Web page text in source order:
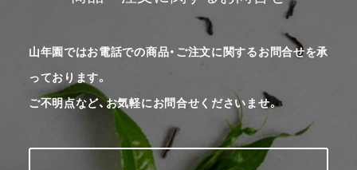
山年園ではお電話での商品・ご注文に関するお問合せを承
っております。
ご不明点など、お気軽にお問合せくださいませ。